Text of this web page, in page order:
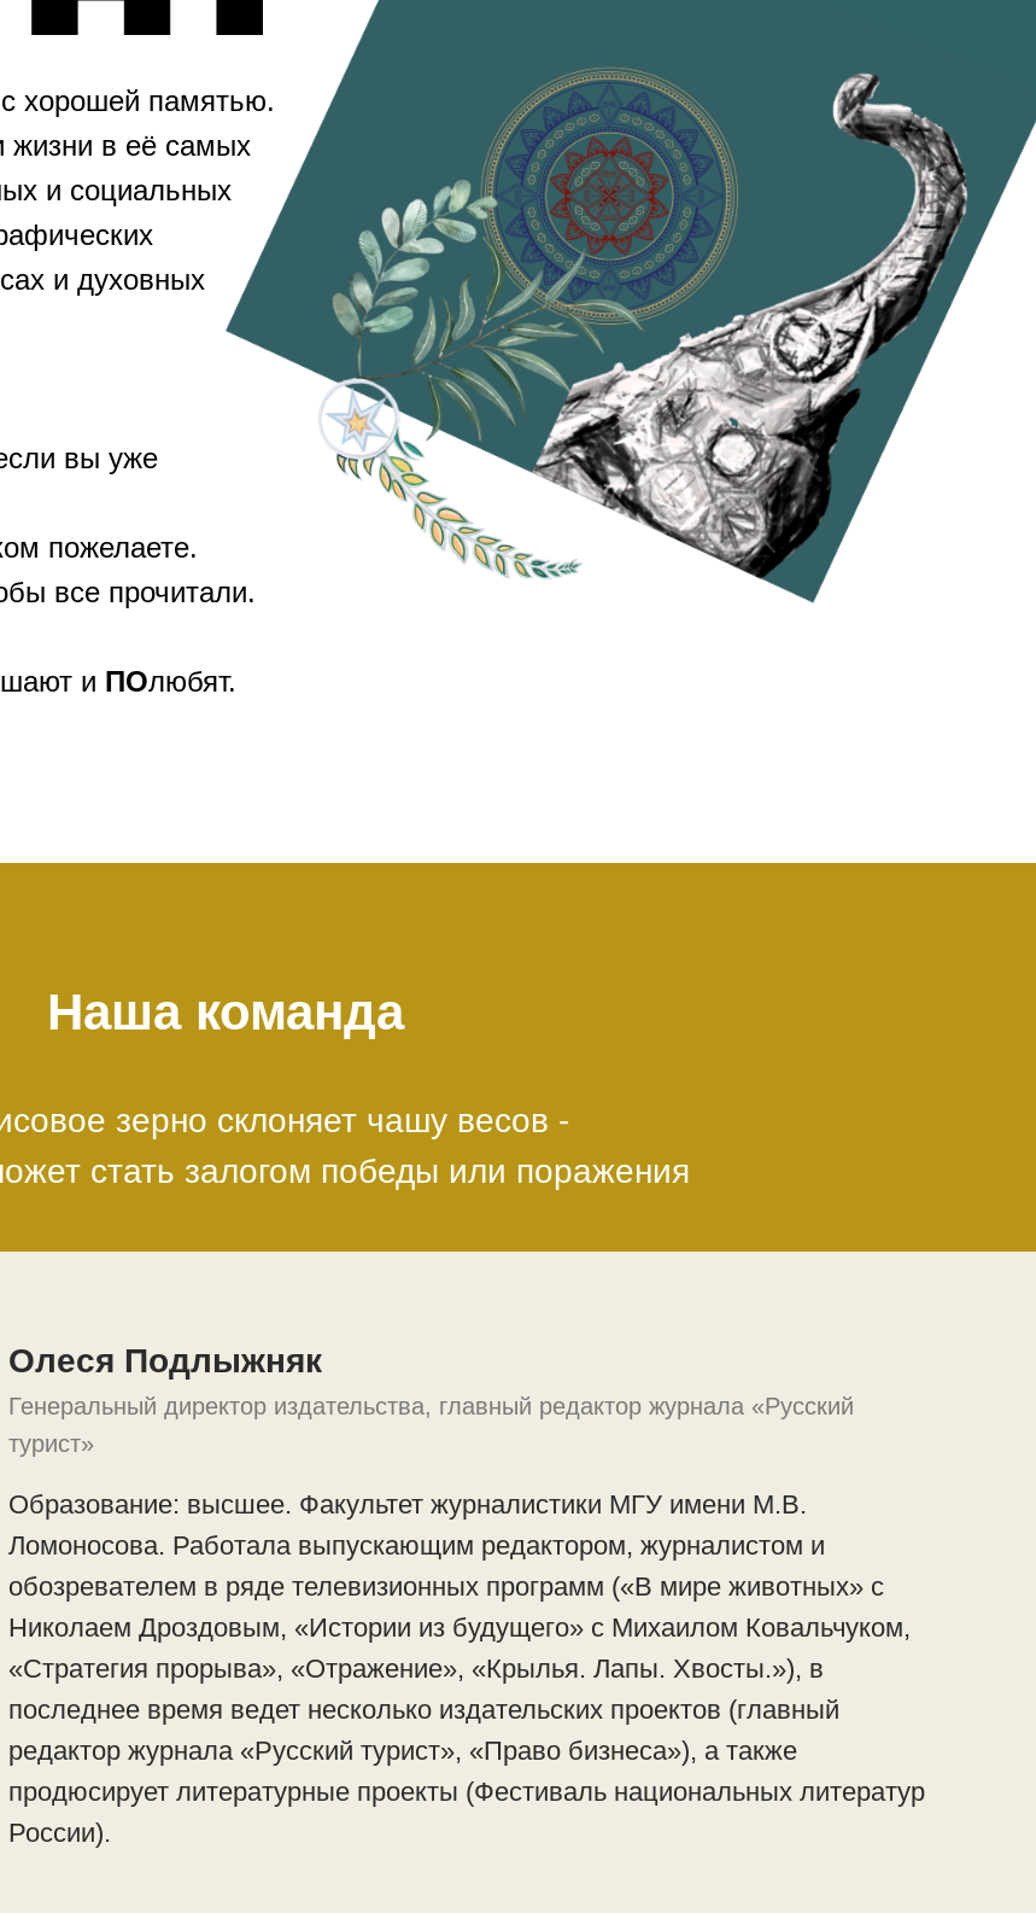
хорошей памятью.
жизни в её самых
и социальных
и духовных
вы уже
пожелаете.
все прочитали.
и ПОлюбят.
Наша команда
зерно склоняет чашу весов -
стать залогом победы или поражения
Олеся Подлыжняк
Генеральный директор издательства, главный редактор журнала «Русский
турист»
Образование: высшее. Факультет журналистики МГУ имени М.В.
Ломоносова. Работала выпускающим редактором, журналистом и
обозревателем в ряде телевизионных программ («В мире животных» с
Николаем Дроздовым, «Истории из будущего» с Михаилом Ковальчуком,
«Стратегия прорыва», «Отражение», «Крылья. Лапы. Хвосты.»), в
последнее время ведет несколько издательских проектов (главный
редактор журнала «Русский турист», «Право бизнеса»), а также
продюсирует литературные проекты (Фестиваль национальных литератур
России).